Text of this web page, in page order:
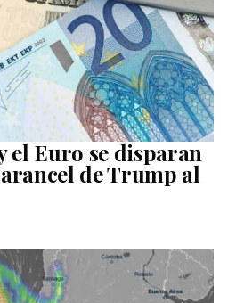
el Euro se disparan
de Trump al